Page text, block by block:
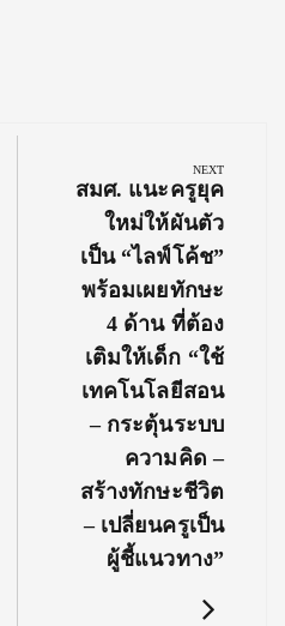
NEXT
Next
Post:
สมศ. แนะครูยุค
ใหม่ให้ผันตัว
เป็น “ไลฟ์โค้ช”
พร้อมเผยทักษะ
4 ด้าน ที่ต้อง
เติมให้เด็ก “ใช้
เทคโนโลยีสอน
– กระตุ้นระบบ
ความคิด –
สร้างทักษะชีวิต
– เปลี่ยนครูเป็น
ผู้ชี้แนวทาง”